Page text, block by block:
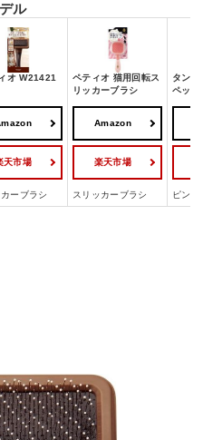
ル
オ W21421
ペティオ 猫用回転ス
リッカーブラシ
タング
ペット
天市場
Amazon
楽天市場
ーブラシ スリッカーブラシ ピンブ